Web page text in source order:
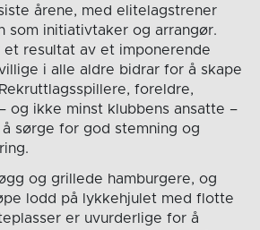
årene, med elitelagstrener
som initiativtaker og arrangør.
resultat av et imponerende
i alle aldre bidrar for å skape
foreldre,
og ikke minst klubbens ansatte –
sørge for god stemning og
og grillede hamburgere, og
lodd på lykkehjulet med flotte
er uvurderlige for å